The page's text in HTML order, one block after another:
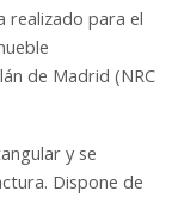
realizado para el
de Madrid (NRC
y se
Dispone de